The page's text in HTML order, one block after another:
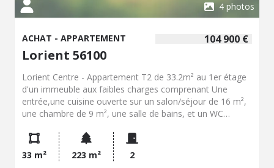
4 photos
104 900 €
ACHAT - APPARTEMENT
Lorient 56100
Lorient Centre - Appartement T2 de 33.2m² au 1er étage
d'un immeuble aux faibles charges comprenant Une
entrée,une cuisine ouverte sur un salon/séjour de 16 m²,
une chambre de 9 m², une salle de bains, et un WC
chauffage électricité, charges annuels 700€ Contact :
Nicolas Le Cagnec 06/77/38/06/90 UNIQUEMENT CHEZ
LE NOTAIRE Les informations sur les risques auxquels ce
33 m² 223 m² 2